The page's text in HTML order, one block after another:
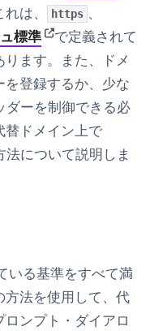
は、
https 、
標準(opens in new
で定義されて
ます。また、ドメ
登録するか、少な
ダーを制御できる必
替ドメイン上で
について説明しま
tab)
いる基準をすべて満
方法を使用して、代
ンプト・ダイアロ